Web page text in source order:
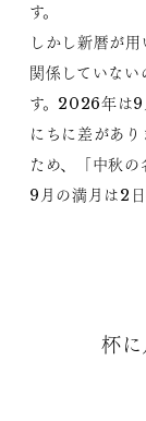
す。
しかし新暦が
関係していな
す。2026年は
にちに差があ
ため、「中秋
9月の満月は2
杯